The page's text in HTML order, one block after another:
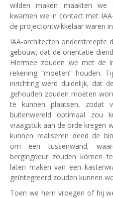
wilden maken maakten
kwamen we in contact met
de projectontwikkelaar waren
IAA-architecten onderstreepte
gebouw, dat de oriëntatie
Hiermee zouden we met de
rekening “moeten” houden.
inrichting werd duidelijk, dat
gehouden zouden moeten
te kunnen plaatsen, zodat
buitenwereld optimaal zou
vraagstuk aan de orde kregen
kunnen realiseren deed de
om een tussenwand,
bergingdeur zouden komen
laten maken van een
geïntegreerd zouden kunnen
Toen we hem vroegen of hij